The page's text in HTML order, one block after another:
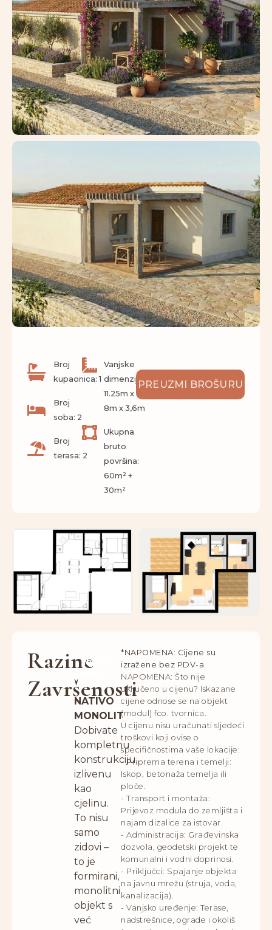
Broj
kupaonica: 1
Broj
soba: 2
Broj
terasa: 2
Vanjske
dimenzije:
11.25m x
8m x 3,6m
Ukupna
bruto
površina:
60m² +
30m²
PREUZMI BROŠURU
Razine
Završenosti
NATIVO
MONOLIT
NATIVO
MONOLIT
Dobivate
kompletnu
konstrukciju
izlivenu
kao
cjelinu.
To nisu
samo
zidovi –
to je
formirani,
monolitni
objekt s
već
*NAPOMENA: Cijene su
izražene bez PDV-a.
NAPOMENA: Što nije
uključeno u cijenu? Iskazane
cijene odnose se na objekt
(modul) fco. tvornica.
U cijenu nisu uračunati sljedeći
troškovi koji ovise o
specifičnostima vaše lokacije:
- Priprema terena i temelji:
Iskop, betonaža temelja ili
ploče.
- Transport i montaža:
Prijevoz modula do zemljišta i
najam dizalice za istovar.
- Administracija: Građevinska
dozvola, geodetski projekt te
komunalni i vodni doprinosi.
- Priključci: Spajanje objekta
na javnu mrežu (struja, voda,
kanalizacija).
- Vanjsko uređenje: Terase,
nadstrešnice, ograde i okoliš